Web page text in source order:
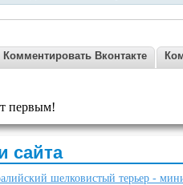
Комментировать Вконтакте
первым!
сайта
шелковистый терьер -